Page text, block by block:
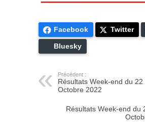
Facebook Twitter
Bluesky
Précédent :
Résultats Week-end du 22
Octobre 2022
Résultats Week-end du